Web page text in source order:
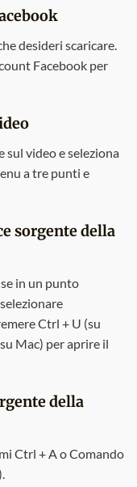
desideri scaricare.
Facebook per
sul video e seleziona
a tre punti e
sorgente della
in un punto
Ctrl + U (su
Mac) per aprire il
della
Ctrl + A o Comando